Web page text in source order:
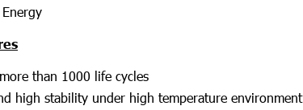
than 1000 life cycles
high stability under high temperature environment